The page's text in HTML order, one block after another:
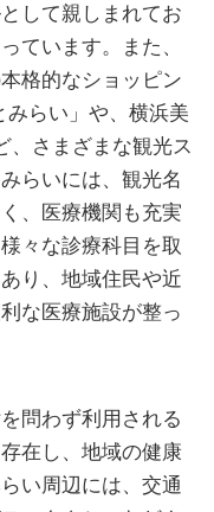
して親しまれてお
ています。また、
格的なショッピン
みらい」や、横浜美
、さまざまな観光ス
らいには、観光名
、医療機関も充実
々な診療科目を取
り、地域住民や近
な医療施設が整っ
問わず利用される
在し、地域の健康
い周辺には、交通